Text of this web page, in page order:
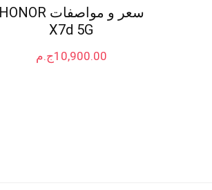
سعر و مواصفات HONOR
X7d 5G
ج.م10,900.00